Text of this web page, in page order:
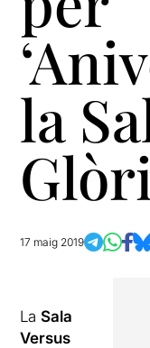
la
17 maig 2019
LaSala
Versus